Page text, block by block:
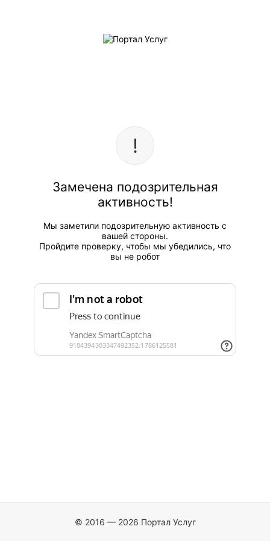
Замечена подозрительная
активность!
Мы заметили подозрительную активность с
вашей стороны.
Пройдите проверку, чтобы мы убедились, что
вы не робот
© 2016 — 2026 Портал Услуг